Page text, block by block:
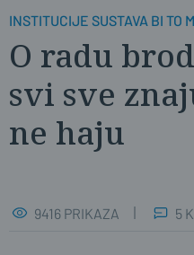
INSTITUCIJE SUSTAVA BI TO
O radu
svi sve
ne haju
9416 PRIKAZA 5